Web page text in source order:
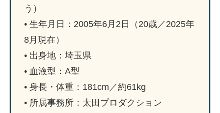
う）
• 生年月日：2005年6月2日（20歳／2025年
8月現在）
• 出身地：埼玉県
• 血液型：A型
• 身長・体重：181cm／約61kg
• 所属事務所：太田プロダクション